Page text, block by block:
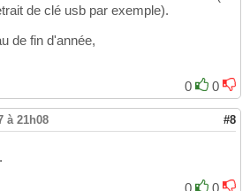
de clé usb par exemple).
de fin d'année,
0
0
à 21h08 #8
0
0